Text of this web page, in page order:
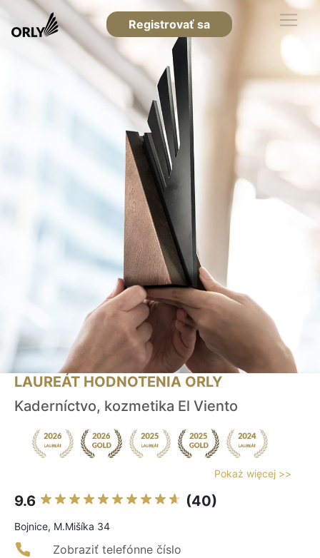
Registrovať sa
LAUREÁT HODNOTENIA ORLY
Kaderníctvo, kozmetika El Viento
Pokaż więcej >>
9.6 (40)
Bojnice, M.Mišíka 34
Zobraziť telefónne číslo